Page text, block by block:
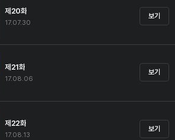
제20화
17.07.30
보기
제21화
17.08.06
보기
제22화
17.08.13
보기